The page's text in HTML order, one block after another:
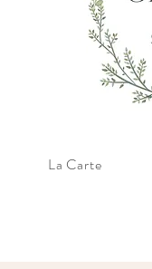
La Carte